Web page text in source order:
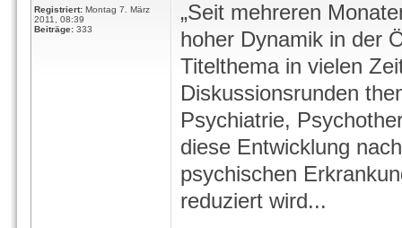
Registriert: Montag 7. März
2011, 08:39
Beiträge: 333
„Seit mehreren
hoher Dynamik in der
Titelthema in vielen
Diskussionsrunden
Psychiatrie,
diese Entwicklung
psychischen
reduziert wird...